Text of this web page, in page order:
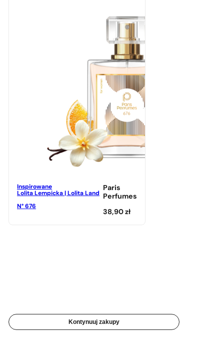
Inspirowane
Lolita Lempicka | Lolita Land
N° 676
Paris
Perfumes
38,90zł
Kontynuuj zakupy